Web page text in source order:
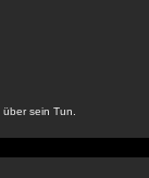
sein Tun.